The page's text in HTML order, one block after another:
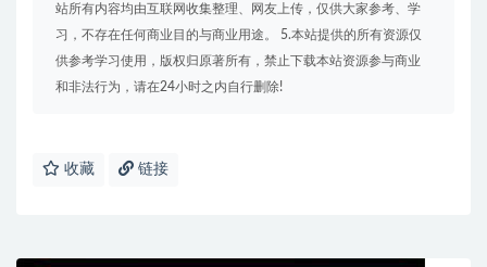
站所有内容均由互联网收集整理、网友上传，仅供大家参考、学
习，不存在任何商业目的与商业用途。 5.本站提供的所有资源仅
供参考学习使用，版权归原著所有，禁止下载本站资源参与商业
和非法行为，请在24小时之内自行删除!
收藏 链接